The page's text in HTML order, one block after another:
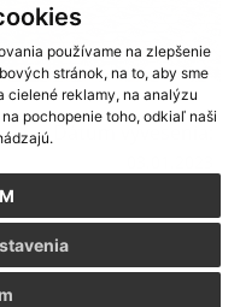
používame na zlepšenie
stránok, na to, aby sme
cielené reklamy, na analýzu
pochopenie toho, odkiaľ naši
Dátum vyvesenia: